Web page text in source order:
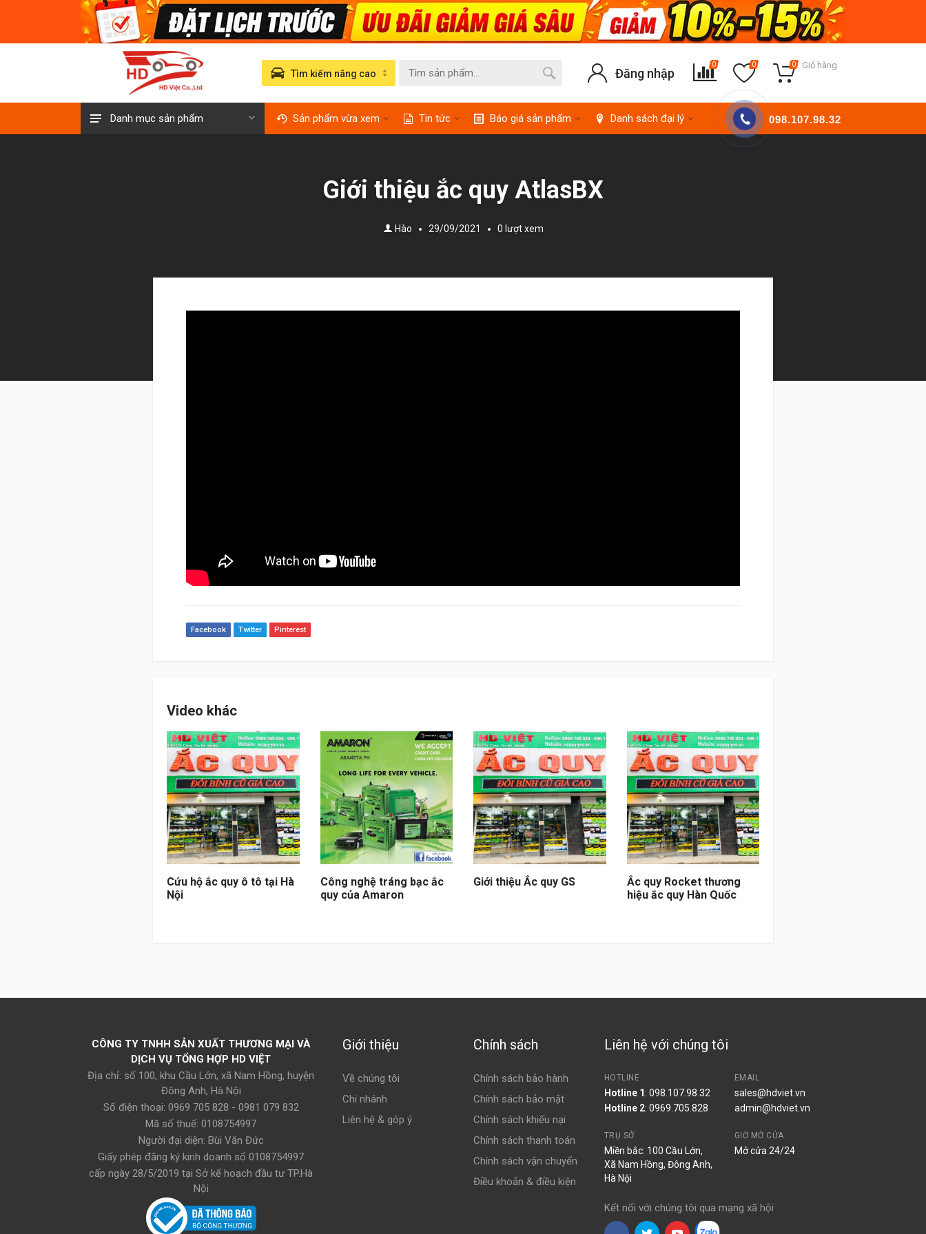
Danh mục sản phẩm Sản phẩm vừa xem Tin tức Báo giá sản phẩm Danh sách đại lý 098.107.98.32
Tìm kiếm nâng cao Đăng nhập
0 0 0 Giỏ hàng
Giới thiệu ắc quy AtlasBX
Hào 29/09/2021 0 lượt xem
Facebook Twitter Pinterest
Video khác
Cứu hộ ắc quy ô tô tại Hà
Nội
Công nghệ tráng bạc ắc
quy của Amaron
Giới thiệu Ắc quy GS
Ắc quy Rocket thương
hiệu ắc quy Hàn Quốc
CÔNG TY TNHH SẢN XUẤT THƯƠNG MẠI VÀ
DỊCH VỤ TỔNG HỢP HD VIỆT
Địa chỉ: số 100, khu Cầu Lớn, xã Nam Hồng, huyện
Đông Anh, Hà Nội
Số điện thoại: 0969 705 828 - 0981 079 832
Mã số thuế: 0108754997
Người đại diện: Bùi Văn Đức
Giấy phép đăng ký kinh doanh số 0108754997
cấp ngày 28/5/2019 tại Sở kế hoạch đầu tư TP.Hà
Nội
Giới thiệu
Về chúng tôi
Chi nhánh
Liên hệ & góp ý
Chính sách
Chính sách bảo hành
Chính sách bảo mật
Chính sách khiếu nại
Chính sách thanh toán
Chính sách vận chuyển
Điều khoản & điều kiện
Liên hệ với chúng tôi
HOTLINE
Hotline 1: 098.107.98.32
Hotline 2: 0969.705.828
EMAIL
sales@hdviet.vn
admin@hdviet.vn
TRỤ SỞ
Miền bắc: 100 Cầu Lớn,
Xã Nam Hồng, Đông Anh,
Hà Nội
GIỜ MỞ CỬA
Mở cửa 24/24
Kết nối với chúng tôi qua mạng xã hội